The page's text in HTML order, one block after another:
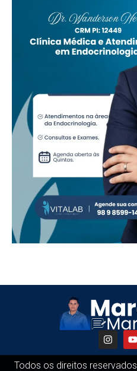
Todos os direitos reservados